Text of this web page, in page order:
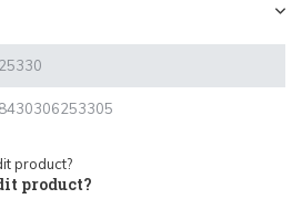
25330
8430306253305
product?